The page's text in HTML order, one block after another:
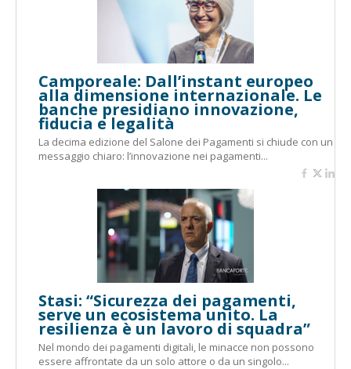
Camporeale: Dall’instant europeo
alla dimensione internazionale. Le
banche presidiano innovazione,
fiducia e legalità
La decima edizione del Salone dei Pagamenti si chiude con un
messaggio chiaro: l’innovazione nei pagamenti...
Stasi: “Sicurezza dei pagamenti,
serve un ecosistema unito. La
resilienza è un lavoro di squadra”
Nel mondo dei pagamenti digitali, le minacce non possono
essere affrontate da un solo attore o da un singolo...